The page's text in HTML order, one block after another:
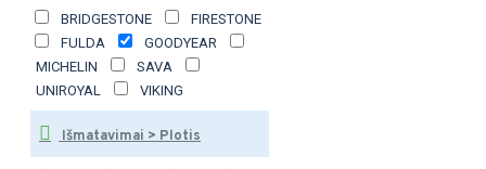
BRIDGESTONE
FIRESTONE
FULDA
GOODYEAR
MICHELIN
SAVA
UNIROYAL
VIKING
Išmatavimai > Plotis